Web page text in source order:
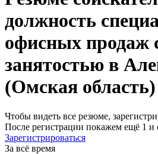
должность
офисных продаж
занятостью в
(Омская область)
Чтобы видеть все резюме,
После регистрации покажем ещё 1 и
Зарегистрироваться
За всё время